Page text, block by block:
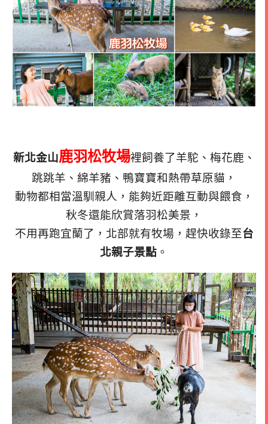
新北金山鹿羽松牧場裡飼養了羊駝、梅花鹿、
跳跳羊、綿羊豬、鴨寶寶和熱帶草原貓，
動物都相當溫馴親人，能夠近距離互動與餵食，
秋冬還能欣賞落羽松美景，
不用再跑宜蘭了，北部就有牧場，趕快收錄至台
北親子景點 。